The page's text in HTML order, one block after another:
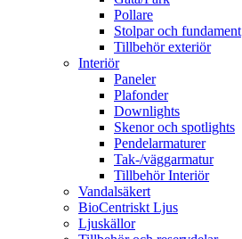
Pollare
Stolpar och fundament
Tillbehör exteriör
Interiör
Paneler
Plafonder
Downlights
Skenor och spotlights
Pendelarmaturer
Tak-/väggarmatur
Tillbehör Interiör
Vandalsäkert
BioCentriskt Ljus
Ljuskällor